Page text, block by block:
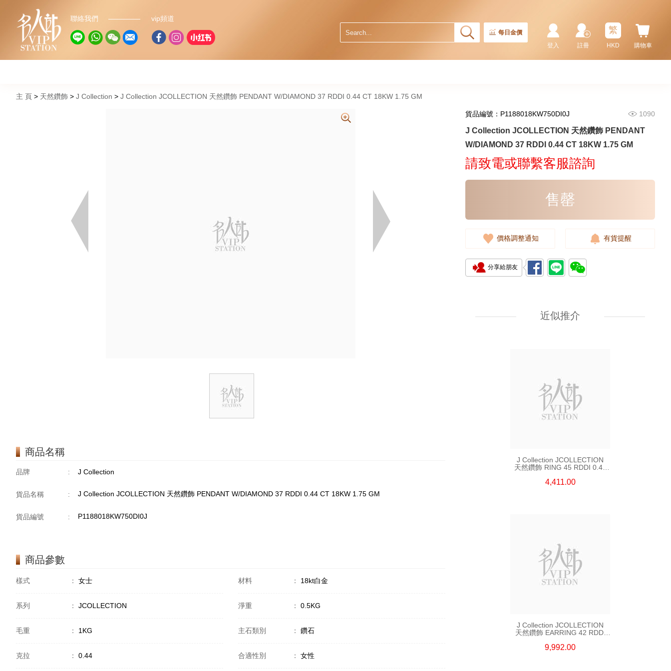
聯絡我們 vip頻道
每日金價
購物車
繁
HKD
註冊
登入
主 頁 天然鑽飾 J Collection J Collection JCOLLECTION 天然鑽飾 PENDANT W/DIAMOND 37 RDDI 0.44 CT 18KW 1.75 GM
商品名稱
品牌 : J Collection
貨品名稱 : J Collection JCOLLECTION 天然鑽飾 PENDANT W/DIAMOND 37 RDDI 0.44 CT 18KW 1.75 GM
貨品編號 : P1188018KW750DI0J
商品參數
樣式 ： 女士 材料 ： 18kt白金
系列 ： JCOLLECTION 淨重 ： 0.5KG
毛重 ： 1KG 主石類別 ： 鑽石
克拉 ： 0.44 合適性別 ： 女性
貨品編號：P1188018KW750DI0J 1090
J Collection JCOLLECTION 天然鑽飾 PENDANT
W/DIAMOND 37 RDDI 0.44 CT 18KW 1.75 GM
請致電或聯繫客服諮詢
售罄
價格調整通知 有貨提醒
分享給朋友
近似推介
J Collection JCOLLECTION
天然鑽飾 RING W/DIAMOND 17
RDDI 0.32 CT18KR 2.14 GM
18KW 4.50 GM (Head 6.5mm)
3,764.00
J Collection JCOLLECTION
天然鑽飾 RING 45 RDDI 0.48
4,411.00
J Collection JCOLLECTION
天然鑽飾 EARRING 42 RDDI
9,992.00